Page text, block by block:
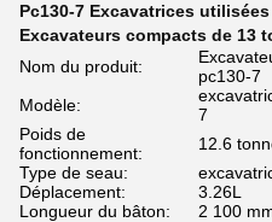
Pc130-7 Excavatrices
Excavateurs compacts de 13
Nom du produit:
pc130-7
Modèle:
7
Poids de
fonctionnement:
12.6
Type de seau:
Déplacement:
3.26L
Longueur du bâton:
2 100